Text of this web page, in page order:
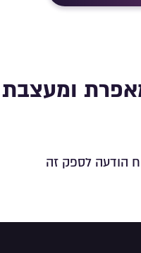
ומעצבת
הודעה לספק זה